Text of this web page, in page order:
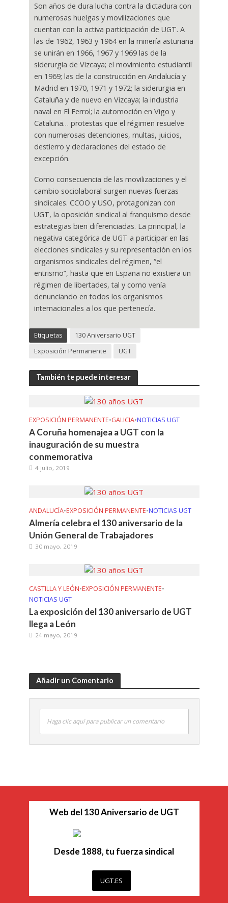
Son años de dura lucha contra la dictadura con
numerosas huelgas y movilizaciones que
cuentan con la activa participación de UGT. A
las de 1962, 1963 y 1964 en la minería asturiana
se unirán en 1966, 1967 y 1969 las de la
siderurgia de Vizcaya; el movimiento estudiantil
en 1969; las de la construcción en Andalucía y
Madrid en 1970, 1971 y 1972; la siderurgia en
Cataluña y de nuevo en Vizcaya; la industria
naval en El Ferrol; la automoción en Vigo y
Cataluña… protestas que el régimen resuelve
con numerosas detenciones, multas, juicios,
destierro y declaraciones del estado de
excepción.
Como consecuencia de las movilizaciones y el
cambio sociolaboral surgen nuevas fuerzas
sindicales. CCOO y USO, protagonizan con
UGT, la oposición sindical al franquismo desde
estrategias bien diferenciadas. La principal, la
negativa categórica de UGT a participar en las
elecciones sindicales y su representación en los
organismos sindicales del régimen, “el
entrismo”, hasta que en España no existiera un
régimen de libertades, tal y como venía
denunciando en todos los organismos
internacionales a los que pertenecía.
Etiquetas
130 Aniversario UGT
Exposición Permanente
UGT
También te puede interesar
EXPOSICIÓN PERMANENTE•GALICIA•NOTICIAS UGT
A Coruña homenajea a UGT con la
inauguración de su muestra
conmemorativa
4 julio, 2019
ANDALUCÍA•EXPOSICIÓN PERMANENTE•NOTICIAS UGT
Almería celebra el 130 aniversario de la
Unión General de Trabajadores
30 mayo, 2019
CASTILLA Y LEÓN•EXPOSICIÓN PERMANENTE•
NOTICIAS UGT
La exposición del 130 aniversario de UGT
llega a León
24 mayo, 2019
Añadir un Comentario
Haga clic aquí para publicar un comentario
Web del 130 Aniversario de UGT
Desde 1888, tu fuerza sindical
UGT.ES